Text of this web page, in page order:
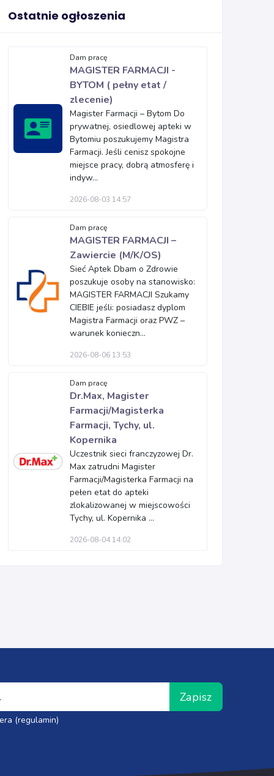
Ostatnie ogłoszenia
Dam pracę
MAGISTER FARMACJI -
BYTOM ( pełny etat /
zlecenie)
Magister Farmacji – Bytom Do
prywatnej, osiedlowej apteki w
Bytomiu poszukujemy Magistra
Farmacji. Jeśli cenisz spokojne
miejsce pracy, dobrą atmosferę i
indyw...
2026-08-03 14:57
Dam pracę
MAGISTER FARMACJI –
Zawiercie (M/K/OS)
Sieć Aptek Dbam o Zdrowie
poszukuje osoby na stanowisko:
MAGISTER FARMACJI Szukamy
CIEBIE jeśli: posiadasz dyplom
Magistra Farmacji oraz PWZ –
warunek konieczn...
2026-08-06 13:53
Dam pracę
Dr.Max, Magister
Farmacji/Magisterka
Farmacji, Tychy, ul.
Kopernika
Uczestnik sieci franczyzowej Dr.
Max zatrudni Magister
Farmacji/Magisterka Farmacji na
pełen etat do apteki
zlokalizowanej w miejscowości
Tychy, ul. Kopernika ...
2026-08-04 14:02
Zapisz
(regulamin)